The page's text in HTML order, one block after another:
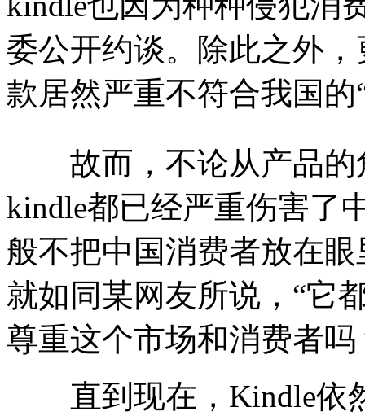
委公开约谈。除此之外
款居然严重不符合我国的
故而，不论从产品的
kindle都已经严重伤害了
般不把中国消费者放在
就如同某网友所说，“它
尊重这个市场和消费者吗
直到现在，Kindle依